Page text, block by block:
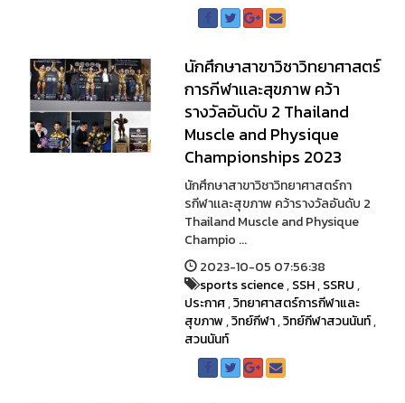
นักศึกษาสาขาวิชาวิทยาศาสตร์
การกีฬาเเละสุขภาพ คว้า
รางวัลอันดับ 2 Thailand
Muscle and Physique
Championships 2023
นักศึกษาสาขาวิชาวิทยาศาสตร์กา
รกีฬาเเละสุขภาพ คว้ารางวัลอันดับ 2
Thailand Muscle and Physique
Champio ...
2023-10-05 07:56:38
sports science,SSH,SSRU,
ประกาศ,วิทยาศาสตร์การกีฬาและ
สุขภาพ,วิทย์กีฬา,วิทย์กีฬาสวนนันท์,
สวนนันท์